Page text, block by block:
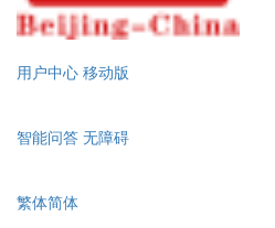
用户中心 移动版
智能问答 无障碍
繁体简体